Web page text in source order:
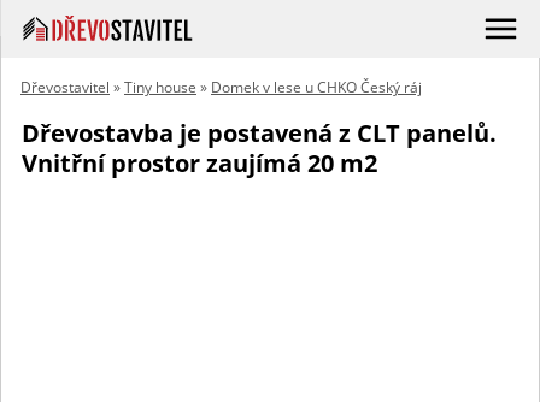
Dřevostavitel »Tiny house » Domek v lese u CHKO Český ráj
Dřevostavba je postavená z CLT panelů.
Vnitřní prostor zaujímá 20 m2